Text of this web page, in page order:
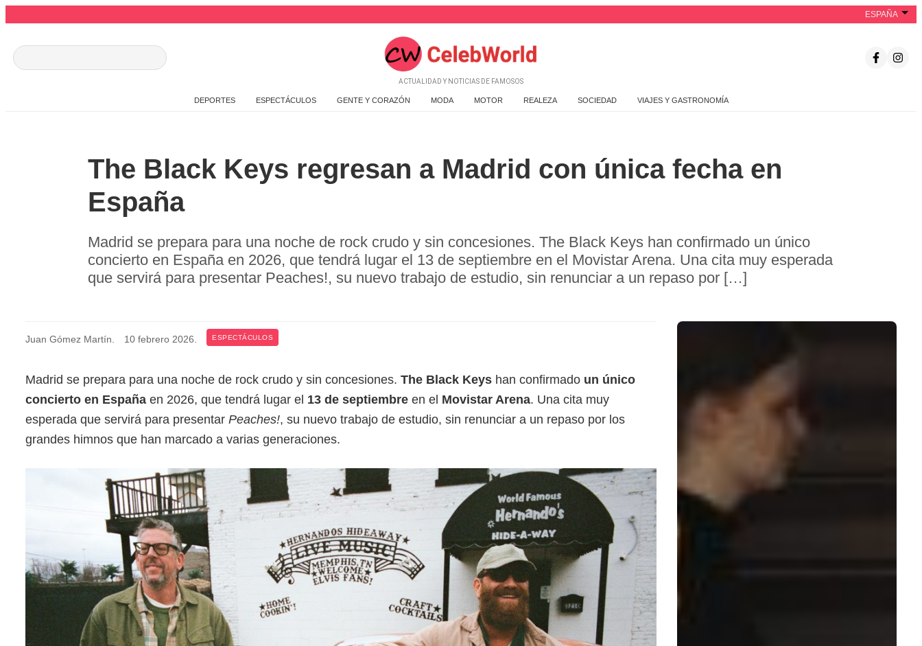
ESPAÑA
ACTUALIDAD Y NOTICIAS DE FAMOSOS
DEPORTES ESPECTÁCULOS GENTE Y CORAZÓN MODA MOTOR REALEZA SOCIEDAD VIAJES Y GASTRONOMÍA
The Black Keys regresan a Madrid con única fecha en
España
Madrid se prepara para una noche de rock crudo y sin concesiones. The Black Keys han confirmado un único
concierto en España en 2026, que tendrá lugar el 13 de septiembre en el Movistar Arena. Una cita muy esperada
que servirá para presentar Peaches!, su nuevo trabajo de estudio, sin renunciar a un repaso por […]
Juan Gómez Martín. 10 febrero 2026. ESPECTÁCULOS
Madrid se prepara para una noche de rock crudo y sin concesiones. The Black Keys han confirmado un único
concierto en España en 2026, que tendrá lugar el 13 de septiembre en el Movistar Arena. Una cita muy
esperada que servirá para presentar Peaches!, su nuevo trabajo de estudio, sin renunciar a un repaso por los
grandes himnos que han marcado a varias generaciones.